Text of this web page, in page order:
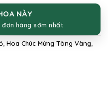
NÀY
đơn hàng sớm nhất
Hoa Chúc Mừng Tông Vàng